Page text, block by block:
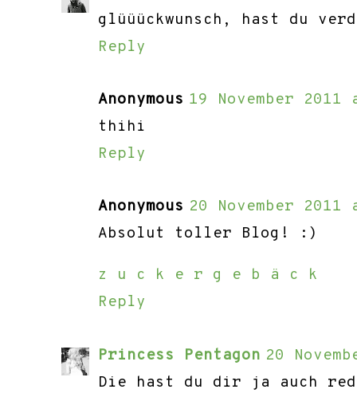
glüüückwunsch, hast du
Reply
Anonymous 19 November
thihi
Reply
Anonymous 20 November
Absolut toller Blog! :)
z u c k e r g e b ä c k
Reply
Princess Pentagon 20
Die hast du dir ja auch